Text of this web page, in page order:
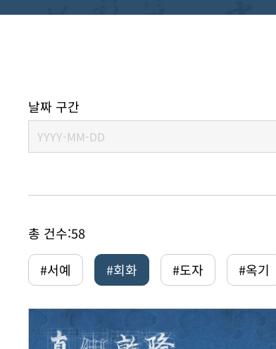
날짜 구간
총 건수:58
#서예
#회화 #도자 #옥기